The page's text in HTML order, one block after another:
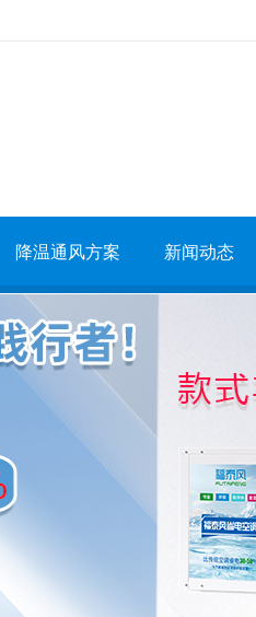
降温通风方案 新闻动态